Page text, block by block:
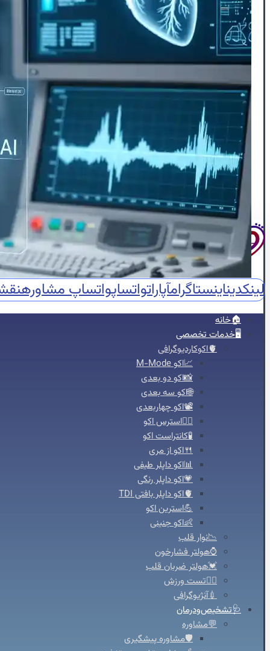
💓تپش قلب
🍔چربی خون
😵سنکوپ
📝بلاگ
⏰نوبت‌دهی آنلاین
👩🏻‍⚕️درباره ما
🩺دکتر محبوبه شیخ
🏥درباره کلینیک
📕زندگینامه
🪪مدارک و مجوزهای حرفه‌ای
📃سوابق علمی و اجرایی
🥇افتخارات و تقدیرنامه‌ها
🌍English
📞تماس با ما
لینکدیناینستاگرامآپاراتواتساپواتساپ مشاوره
🏠خانه
🖥️خدمات تخصصی
🫀اکوکاردیوگرافی
📈اکو M-Mode
📸اکو دو بعدی
🌐اکو سه بعدی
📽️اکو چهاربعدی
🏃‍♀️استرس اکو
🧪کانتراست اکو
🍴اکو از مری
📊اکو داپلر طیفی
💗اکو داپلر رنگی
🫀اکو داپلر بافتی TDI
💪استرین اکو
👶اکو جنینی
📉نوار قلب
⌚هولتر فشارخون
💓هولتر ضربان قلب
🚴‍♀️تست ورزش
💉آنژیوگرافی
🩺تشخیص‌ودرمان
💬مشاوره
🛡️مشاوره پیشگیری